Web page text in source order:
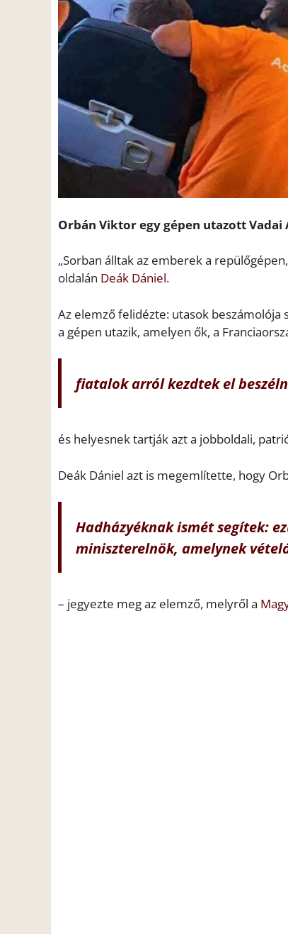
Orbán Viktor egy gépen utazott Vadai
„Sorban álltak az emberek a
oldalán Deák Dániel.
Az elemző felidézte: utasok
a gépen utazik, amelyen ők, a
fiatalok arról kezdtek el
és helyesnek tartják azt a jobboldali,
Deák Dániel azt is megemlítette, hogy
Hadházyéknak ismét segítek:
miniszterelnök, amelynek
– jegyezte meg az elemző, melyről a